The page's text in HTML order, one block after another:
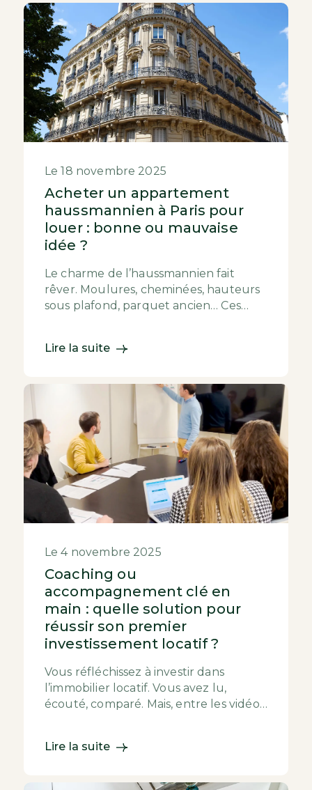
Le 18 novembre 2025
Acheter un appartement
haussmannien à Paris pour
louer : bonne ou mauvaise
idée ?
Le charme de l’haussmannien fait
rêver. Moulures, cheminées, hauteurs
sous plafond, parquet ancien… Ces
Lire la suite
Le 4 novembre 2025
Coaching ou
accompagnement clé en
main : quelle solution pour
réussir son premier
investissement locatif ?
Vous réfléchissez à investir dans
l’immobilier locatif. Vous avez lu,
écouté, comparé. Mais, entre les vidéos
Lire la suite